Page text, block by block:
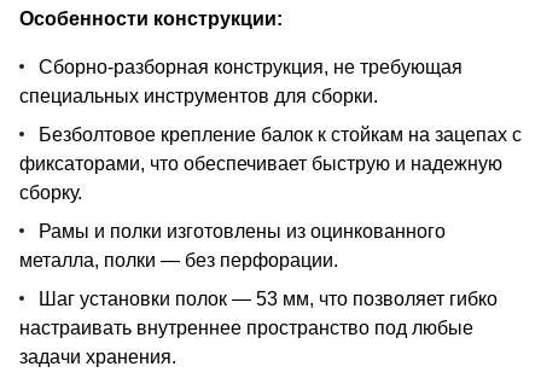
Особенности конструкции:
Сборно-разборная конструкция, не требующая
специальных инструментов для сборки.
Безболтовое крепление балок к стойкам на зацепах с
фиксаторами, что обеспечивает быструю и надежную
сборку.
Рамы и полки изготовлены из оцинкованного
металла, полки — без перфорации.
Шаг установки полок — 53 мм, что позволяет гибко
настраивать внутреннее пространство под любые
задачи хранения.